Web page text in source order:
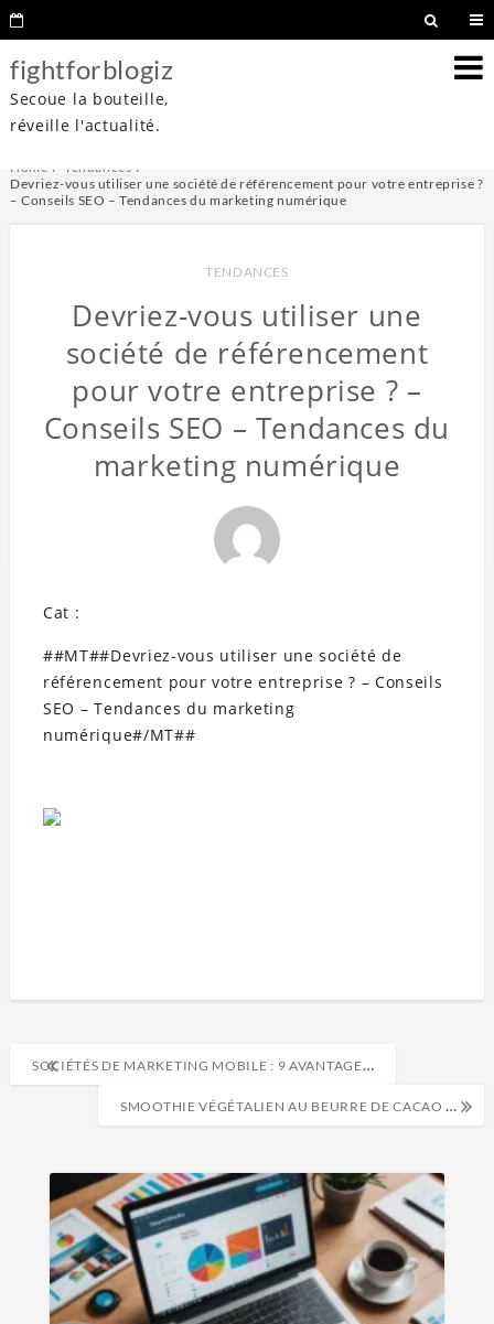
fightforblogiz
Secoue la bouteille,
réveille l'actualité.
Home
Tendances
Devriez-vous utiliser une société de référencement pour votre entreprise ?
– Conseils SEO – Tendances du marketing numérique
TENDANCES
Devriez-vous utiliser une
société de référencement
pour votre entreprise ? –
Conseils SEO – Tendances du
marketing numérique
Cat :
##MT##Devriez-vous utiliser une société de
référencement pour votre entreprise ? – Conseils
SEO – Tendances du marketing
numérique#/MT##
SOCIÉTÉS DE MARKETING MOBILE : 9 AVANTAGES DES SOCIÉTÉS DE MARKETING MOBILE
SMOOTHIE VÉGÉTALIEN AU BEURRE DE CACAO ET AUX MYRTILLES